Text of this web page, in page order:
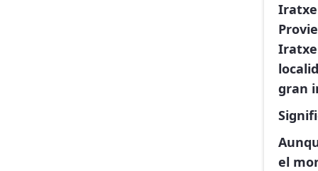
Iratxe
gran
el